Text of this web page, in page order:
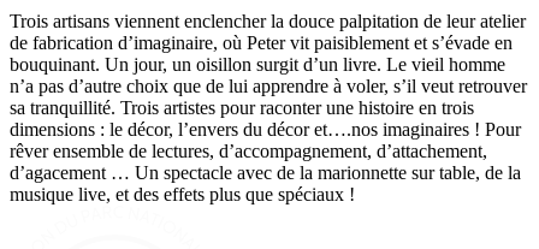
Trois artisans viennent enclencher la douce palpitation de leur atelier
de fabrication d’imaginaire, où Peter vit paisiblement et s’évade en
bouquinant. Un jour, un oisillon surgit d’un livre. Le vieil homme
n’a pas d’autre choix que de lui apprendre à voler, s’il veut retrouver
sa tranquillité. Trois artistes pour raconter une histoire en trois
dimensions : le décor, l’envers du décor et….nos imaginaires ! Pour
rêver ensemble de lectures, d’accompagnement, d’attachement,
d’agacement … Un spectacle avec de la marionnette sur table, de la
musique live, et des effets plus que spéciaux !